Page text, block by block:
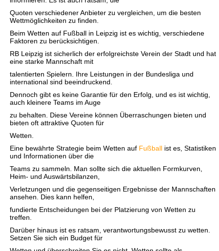
Quoten verschiedener Anbieter zu vergleichen, um die besten
Wettmöglichkeiten zu finden.
Beim Wetten auf Fußball in Leipzig ist es wichtig, verschiedene
Faktoren zu berücksichtigen.
RB Leipzig ist sicherlich der erfolgreichste Verein der Stadt und hat
eine starke Mannschaft mit
talentierten Spielern. Ihre Leistungen in der Bundesliga und
international sind beeindruckend.
Dennoch gibt es keine Garantie für den Erfolg, und es ist wichtig,
auch kleinere Teams im Auge
zu behalten. Diese Vereine können Überraschungen bieten und
bieten oft attraktive Quoten für
Wetten.
Eine bewährte Strategie beim Wetten auf Fußball ist es, Statistiken
und Informationen über die
Teams zu sammeln. Man sollte sich die aktuellen Formkurven,
Heim- und Auswärtsbilanzen,
Verletzungen und die gegenseitigen Ergebnisse der Mannschaften
ansehen. Dies kann helfen,
fundierte Entscheidungen bei der Platzierung von Wetten zu
treffen.
Darüber hinaus ist es ratsam, verantwortungsbewusst zu wetten.
Setzen Sie sich ein Budget für